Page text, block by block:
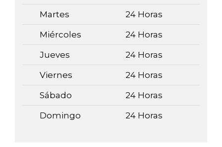
Martes 24 Horas
Miércoles 24 Horas
Jueves 24 Horas
Viernes 24 Horas
Sábado 24 Horas
Domingo 24 Horas